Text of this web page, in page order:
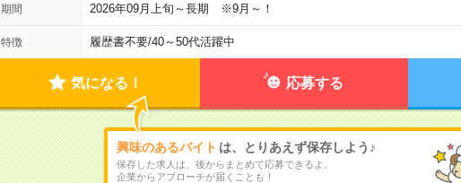
期間 2026年09月上旬～長期 ※9月～！
特徴 履歴書不要/40～50代活躍中
気になる！ 応募する
興味のあるバイト は、とりあえず保存しよう♪
保存した求人は、後からまとめて応募できるよ。
企業からアプローチが届くことも！